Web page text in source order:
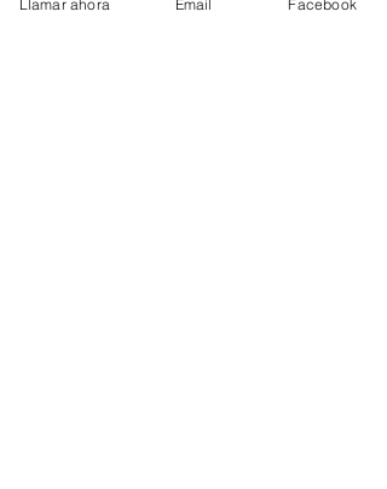
Llamar ahora Email Facebook